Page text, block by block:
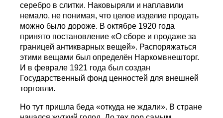
серебро в слитки. Наковыряли и наплавили
немало, не понимая, что целое изделие продать
можно было дороже. В октябре 1920 года
принято постановление «О сборе и продаже за
границей антикварных вещей». Распоряжаться
этими вещами был определён Наркомвнешторг.
И в феврале 1921 года был создан
Государственный фонд ценностей для внешней
торговли.
Но тут пришла беда «откуда не ждали». В стране